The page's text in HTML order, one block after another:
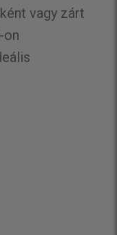
vagy zárt
on